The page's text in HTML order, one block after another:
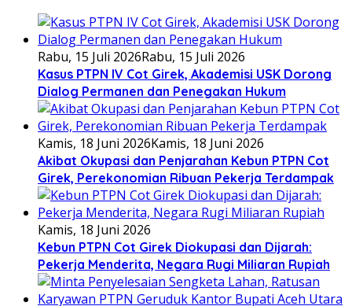
Rabu, 15 Juli 2026Rabu, 15 Juli 2026
Kasus PTPN IV Cot Girek, Akademisi USK Dorong
Dialog Permanen dan Penegakan Hukum
Kamis, 18 Juni 2026Kamis, 18 Juni 2026
Akibat Okupasi dan Penjarahan Kebun PTPN Cot
Girek, Perekonomian Ribuan Pekerja Terdampak
Kamis, 18 Juni 2026
Kebun PTPN Cot Girek Diokupasi dan Dijarah:
Pekerja Menderita, Negara Rugi Miliaran Rupiah